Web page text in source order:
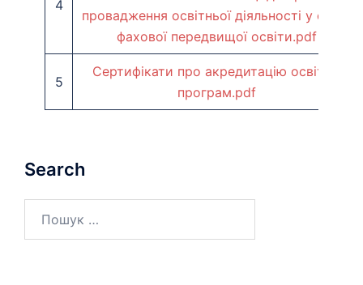
4
провадження освітньої діяльності у сфері
фахової передвищої освіти.pdf
5
Сертифікати про акредитацію освітніх
програм.pdf
Search